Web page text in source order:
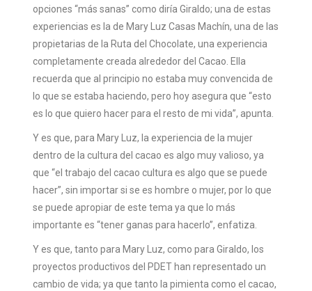
opciones “más sanas” como diría Giraldo; una de estas
experiencias es la de Mary Luz Casas Machín, una de las
propietarias de la Ruta del Chocolate, una experiencia
completamente creada alrededor del Cacao. Ella
recuerda que al principio no estaba muy convencida de
lo que se estaba haciendo, pero hoy asegura que “esto
es lo que quiero hacer para el resto de mi vida”, apunta.
Y es que, para Mary Luz, la experiencia de la mujer
dentro de la cultura del cacao es algo muy valioso, ya
que “el trabajo del cacao cultura es algo que se puede
hacer”, sin importar si se es hombre o mujer, por lo que
se puede apropiar de este tema ya que lo más
importante es “tener ganas para hacerlo”, enfatiza.
Y es que, tanto para Mary Luz, como para Giraldo, los
proyectos productivos del PDET han representado un
cambio de vida; ya que tanto la pimienta como el cacao,